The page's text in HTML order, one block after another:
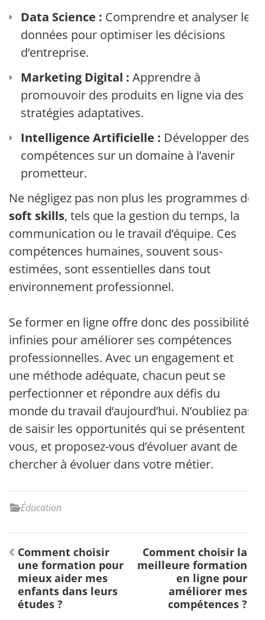
Data Science : Comprendre et analyser les
données pour optimiser les décisions
d’entreprise.
Marketing Digital : Apprendre à
promouvoir des produits en ligne via des
stratégies adaptatives.
Intelligence Artificielle : Développer des
compétences sur un domaine à l’avenir
prometteur.
Ne négligez pas non plus les programmes de
soft skills, tels que la gestion du temps, la
communication ou le travail d’équipe. Ces
compétences humaines, souvent sous-
estimées, sont essentielles dans tout
environnement professionnel.
Se former en ligne offre donc des possibilités
infinies pour améliorer ses compétences
professionnelles. Avec un engagement et
une méthode adéquate, chacun peut se
perfectionner et répondre aux défis du
monde du travail d’aujourd’hui. N’oubliez pas
de saisir les opportunités qui se présentent à
vous, et proposez-vous d’évoluer avant de
chercher à évoluer dans votre métier.
Éducation
Navigation
de
l’article
Comment choisir
une formation pour
mieux aider mes
enfants dans leurs
études ?
Comment choisir la
meilleure formation
en ligne pour
améliorer mes
compétences ?